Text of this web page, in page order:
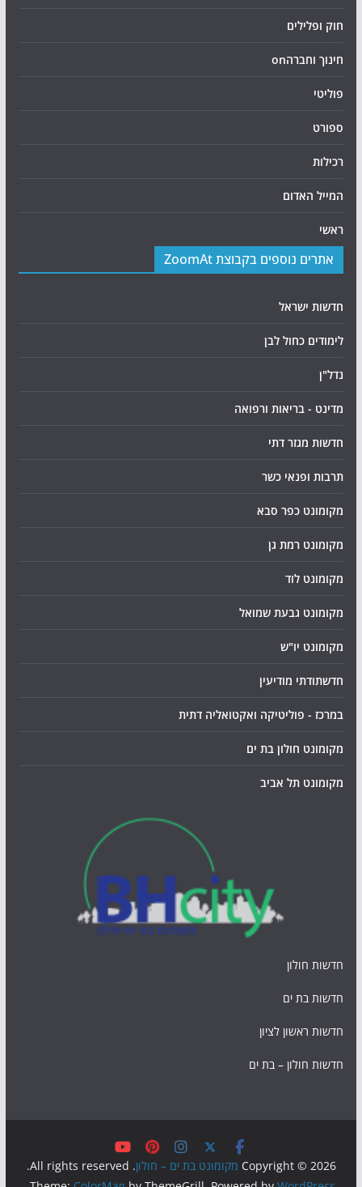
חוק ופלילים
חינוך וחברהon
פוליטי
ספורט
רכילות
המייל האדום
ראשי
אתרים נוספים בקבוצת ZoomAt
חדשות ישראל
לימודים כחול לבן
נדל"ן
מדינט - בריאות ורפואה
חדשות מגזר דתי
תרבות ופנאי כשר
מקומונט כפר סבא
מקומונט רמת גן
מקומונט לוד
מקומונט גבעת שמואל
מקומונט יו"ש
חדשתודתי מודיעין
במרכז - פוליטיקה ואקטואליה דתית
מקומונט חולון בת ים
מקומונט תל אביב
חדשות חולון
חדשות בת ים
חדשות ראשון לציון
חדשות חולון – בת ים
Copyright © 2026 מקומונט בת ים – חולון. All rights reserved.